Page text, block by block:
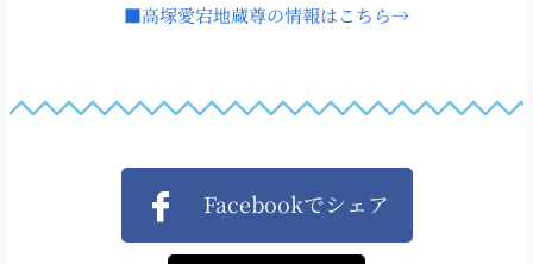
■高塚愛宕地蔵尊の情報はこちら→
Facebookでシェア